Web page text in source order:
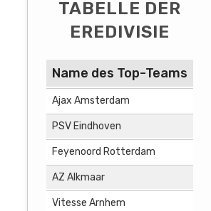
TABELLE DER
EREDIVISIE
Name des Top-Teams
Ajax Amsterdam
PSV Eindhoven
Feyenoord Rotterdam
AZ Alkmaar
Vitesse Arnhem